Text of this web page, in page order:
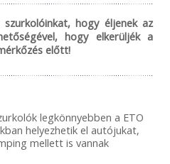
hogy éljenek az
hogy elkerüljék a
előtt!
legkönnyebben a ETO
helyezhetik el autójukat,
mellett is vannak